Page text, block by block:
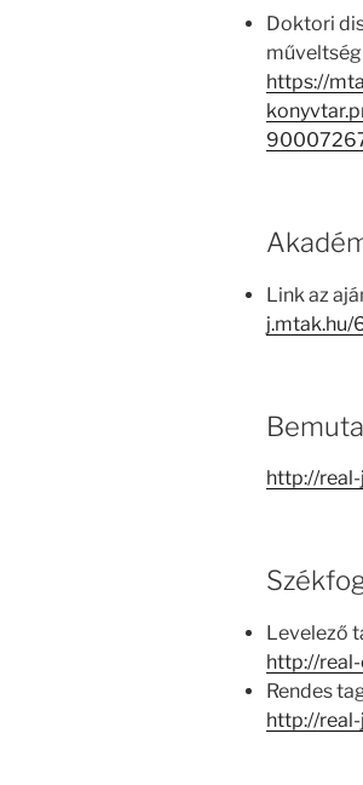
Doktori
műveltség
https://
Link az
j.mtak.hu/
http://
Levelező
http://
Rendes
http://